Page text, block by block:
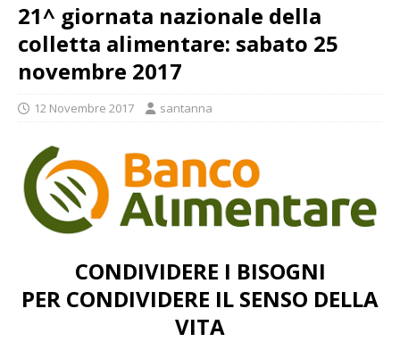
21^ giornata nazionale della
colletta alimentare: sabato 25
novembre 2017
12 Novembre 2017 santanna
CONDIVIDERE I BISOGNI
PER CONDIVIDERE IL SENSO DELLA
VITA